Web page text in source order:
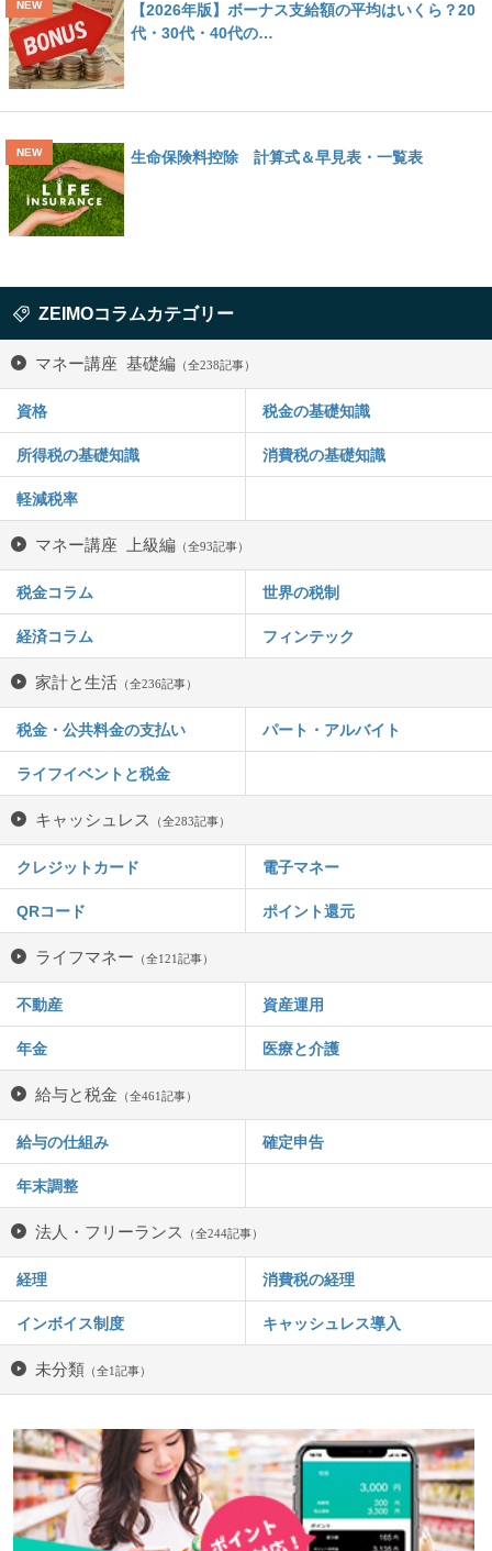
【2026年版】ボーナス支給額の平均はいくら？20
代・30代・40代の…
生命保険料控除 計算式＆早見表・一覧表
ZEIMOコラムカテゴリー
マネー講座 基礎編 （全238記事）
資格 税金の基礎知識
所得税の基礎知識 消費税の基礎知識
軽減税率
マネー講座 上級編 （全93記事）
税金コラム 世界の税制
経済コラム フィンテック
家計と生活 （全236記事）
税金・公共料金の支払い パート・アルバイト
ライフイベントと税金
キャッシュレス （全283記事）
クレジットカード 電子マネー
QRコード ポイント還元
ライフマネー （全121記事）
不動産 資産運用
年金 医療と介護
給与と税金 （全461記事）
給与の仕組み 確定申告
年末調整
法人・フリーランス （全244記事）
経理 消費税の経理
インボイス制度 キャッシュレス導入
未分類 （全1記事）